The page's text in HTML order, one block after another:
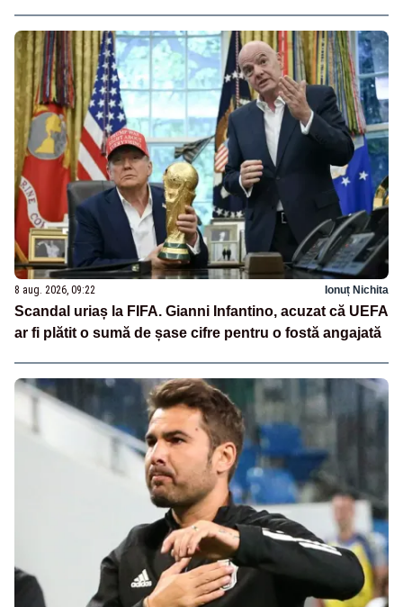
8 aug. 2026, 09:22 Ionuț Nichita
Scandal uriaș la FIFA. Gianni Infantino, acuzat că UEFA
ar fi plătit o sumă de șase cifre pentru o fostă angajată